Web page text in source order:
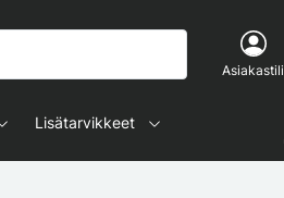
Asiakastili
Lisätarvikkeet